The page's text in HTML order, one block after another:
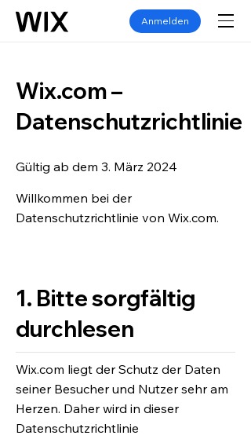
Anmelden
Wix.com –
Datenschutzrichtlinie
Gültig ab dem 3. März 2024
Willkommen bei der
Datenschutzrichtlinie von Wix.com.
1. Bitte sorgfältig
durchlesen
Wix.com liegt der Schutz der Daten
seiner Besucher und Nutzer sehr am
Herzen. Daher wird in dieser
Datenschutzrichtlinie